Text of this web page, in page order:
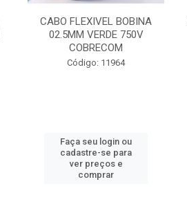
CABO FLEXIVEL BOBINA
02.5MM VERDE 750V
COBRECOM
Código: 11964
Faça seu login ou
cadastre-se para
ver preços e
comprar